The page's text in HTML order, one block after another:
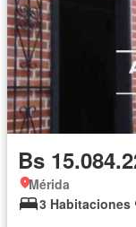
Bs
Mérida
3 Habitaciones